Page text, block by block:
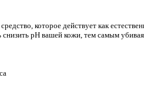
которое действует как
pH вашей кожи, тем самым